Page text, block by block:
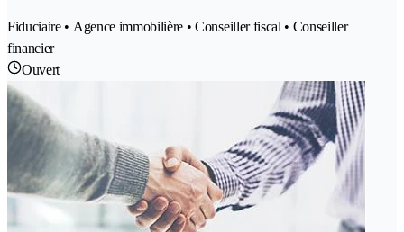
Fiduciaire • Agence immobilière • Conseiller fiscal • Conseiller
financier
Ouvert